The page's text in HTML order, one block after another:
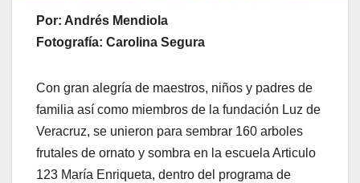
Por: Andrés Mendiola
Fotografía: Carolina Segura
Con gran alegría de maestros, niños y padres de
familia así como miembros de la fundación Luz de
Veracruz, se unieron para sembrar 160 arboles
frutales de ornato y sombra en la escuela Articulo
123 María Enriqueta, dentro del programa de